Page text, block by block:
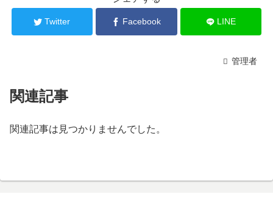
Twitter Facebook LINE
管理者
関連記事
関連記事は見つかりませんでした。